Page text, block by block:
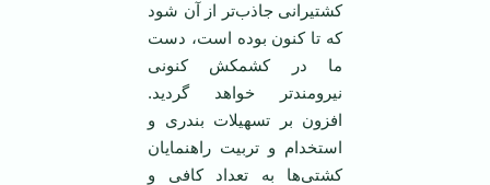
کشتيرانی جاذب‌تر از آن شود
که تا کنون بوده است، دست
ما در کشمکش کنونی
نيرومندتر خواهد گرديد.
افزون بر تسهيلات بندری و
استخدام و تربيت راهنمايان
کشتی‌ها به تعداد کافی و